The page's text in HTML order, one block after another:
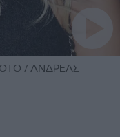
/ ΑΝΔΡΕΑΣ